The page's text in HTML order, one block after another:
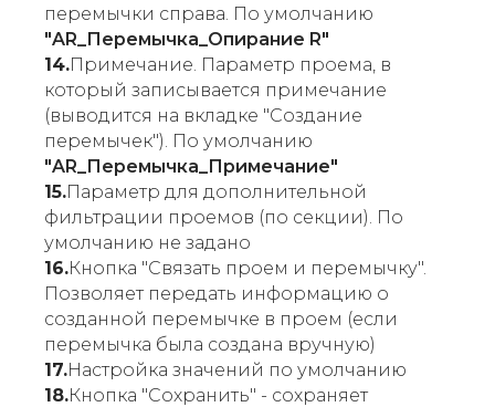
перемычки справа. По умолчанию
"AR_Перемычка_Опирание R"
14.Примечание. Параметр проема, в
который записывается примечание
(выводится на вкладке "Создание
перемычек"). По умолчанию
"AR_Перемычка_Примечание"
15.Параметр для дополнительной
фильтрации проемов (по секции). По
умолчанию не задано
16.Кнопка "Связать проем и перемычку".
Позволяет передать информацию о
созданной перемычке в проем (если
перемычка была создана вручную)
17.Настройка значений по умолчанию
18.Кнопка "Сохранить" - сохраняет